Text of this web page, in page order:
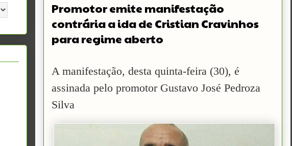
Promotor emite manifestação
contrária a ida de Cristian Cravinhos
para regime aberto
A manifestação, desta quinta-feira (30), é
assinada pelo promotor Gustavo José Pedroza
Silva